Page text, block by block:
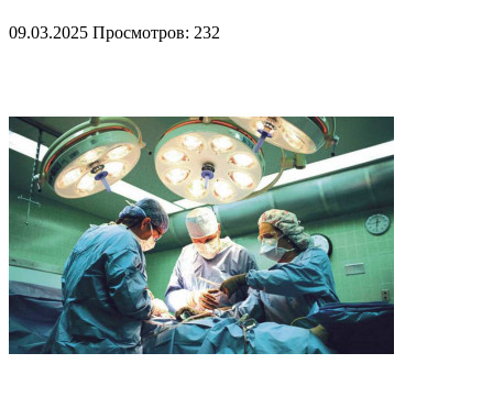
09.03.2025 Просмотров: 232